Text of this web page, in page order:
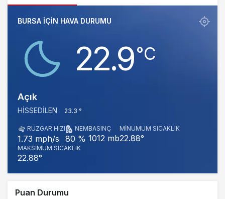
BURSA IÇIN HAVA DURUMU
22.9‎°C
Açık
HISSEDILEN 23.3 °
RÜZGAR HIZI
1.73 mph/s
NEM
80 %
BASINÇ
1012 mb
MINUMUM SICAKLIK
22.88°
MAKSIMUM SICAKLIK
22.88°
Puan Durumu